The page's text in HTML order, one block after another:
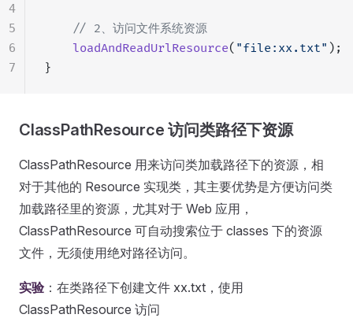
    // 2、访问文件系统资源
    loadAndReadUrlResource
( "file:xx.txt" );
}
4
5
6
7
ClassPathResource 访问类路径下资源
ClassPathResource 用来访问类加载路径下的资源，相
对于其他的 Resource 实现类，其主要优势是方便访问类
加载路径里的资源，尤其对于 Web 应用，
ClassPathResource 可自动搜索位于 classes 下的资源
文件，无须使用绝对路径访问。
实验 ：在类路径下创建文件 xx.txt，使用
ClassPathResource 访问